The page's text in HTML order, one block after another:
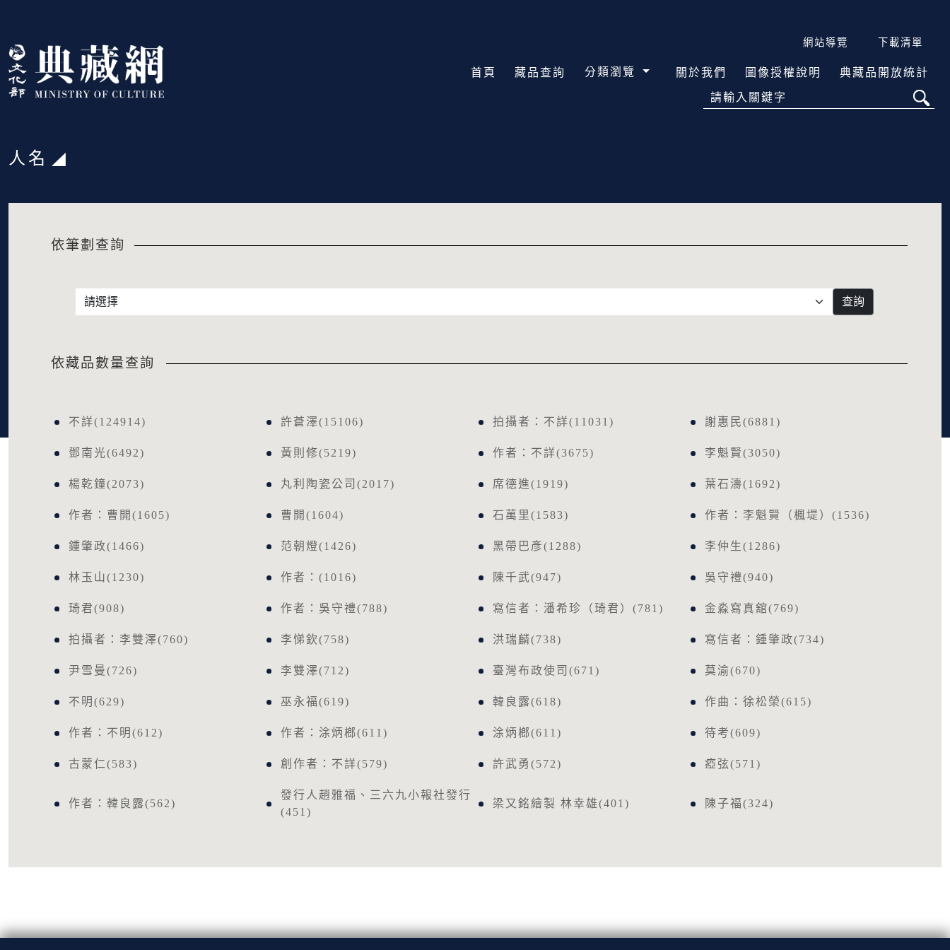
:::
網站導覽 下載清單
首頁 藏品查詢 分類瀏覽 關於我們 圖像授權說明 典藏品開放統計
請輸入關鍵字
:::
人名
依筆劃查詢
依筆劃查詢
依藏品數量查詢
不詳(124914) 許蒼澤(15106) 拍攝者：不詳(11031) 謝惠民(6881)
鄧南光(6492) 黃則修(5219) 作者：不詳(3675) 李魁賢(3050)
楊乾鐘(2073) 丸利陶瓷公司(2017) 席德進(1919) 葉石濤(1692)
作者：曹開(1605) 曹開(1604) 石萬里(1583) 作者：李魁賢（楓堤）(1536)
鍾肇政(1466) 范朝燈(1426) 黑帶巴彥(1288) 李仲生(1286)
林玉山(1230) 作者：(1016) 陳千武(947) 吳守禮(940)
琦君(908) 作者：吳守禮(788) 寫信者：潘希珍（琦君）(781) 金淼寫真舘(769)
拍攝者：李雙澤(760) 李悌欽(758) 洪瑞麟(738) 寫信者：鍾肇政(734)
尹雪曼(726) 李雙澤(712) 臺灣布政使司(671) 莫渝(670)
不明(629) 巫永福(619) 韓良露(618) 作曲：徐松榮(615)
作者：不明(612) 作者：涂炳榔(611) 涂炳榔(611) 待考(609)
古蒙仁(583) 創作者：不詳(579) 許武勇(572) 瘂弦(571)
作者：韓良露(562)
發行人趙雅福、三六九小報社發行
(451)
梁又銘繪製 林幸雄(401) 陳子福(324)